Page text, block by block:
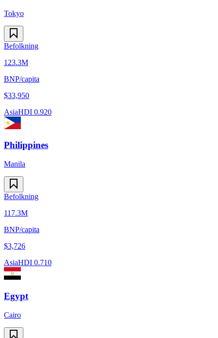
Tokyo
Befolkning
123.3M
BNP/capita
$33,950
AsiaHDI 0.920
Philippines
Manila
Befolkning
117.3M
BNP/capita
$3,726
AsiaHDI 0.710
Egypt
Cairo